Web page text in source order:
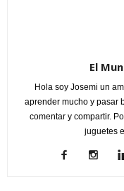
El
Hola soy Josemi un
aprender mucho y pasar
comentar y compartir.
juguetes